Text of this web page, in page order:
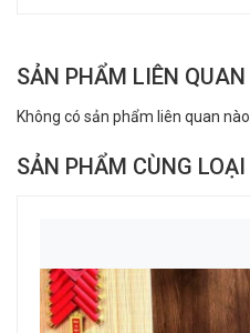
SẢN PHẨM LIÊN QUAN
Không có sản phẩm liên quan nào
SẢN PHẨM CÙNG LOẠI